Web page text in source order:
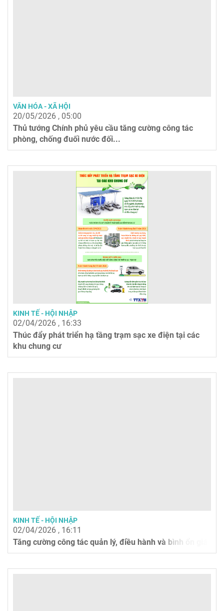
VĂN HÓA - XÃ HỘI
20/05/2026 , 05:00
Thủ tướng Chính phủ yêu cầu tăng cường công tác
phòng, chống đuối nước đối...
KINH TẾ - HỘI NHẬP
02/04/2026 , 16:33
Thúc đẩy phát triển hạ tầng trạm sạc xe điện tại các
khu chung cư
KINH TẾ - HỘI NHẬP
02/04/2026 , 16:11
Tăng cường công tác quản lý, điều hành và bình ổn giá